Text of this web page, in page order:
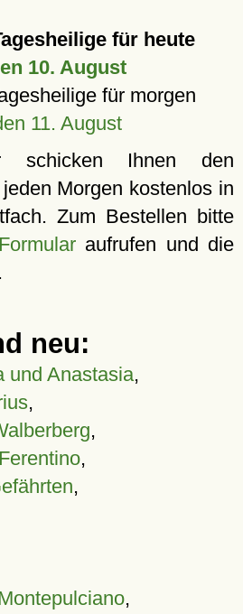
für heute
10. August
für morgen
11. August
schicken Ihnen den
jeden Morgen kostenlos in
Zum Bestellen bitte
aufrufen und die
neu:
und Anastasia,
,
,
,
,
,